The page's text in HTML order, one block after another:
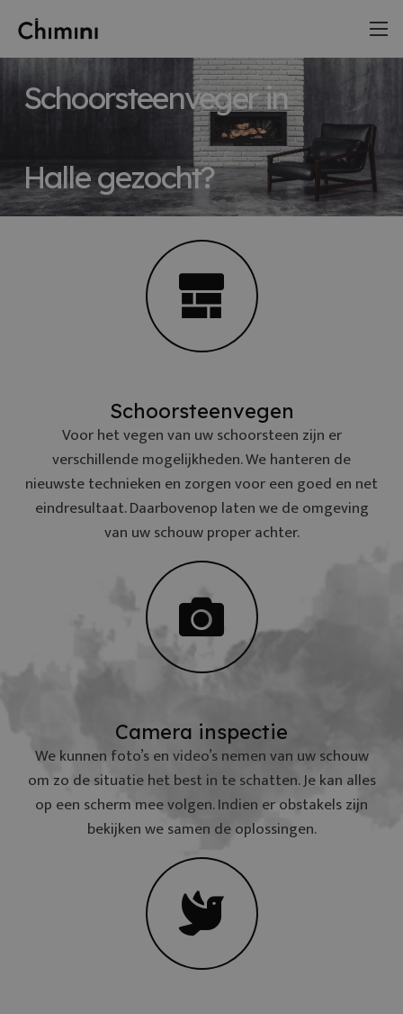
Schoorsteenveger in
Halle gezocht?
Schoorsteenvegen
Voor het vegen van uw schoorsteen zijn er
verschillende mogelijkheden. We hanteren de
nieuwste technieken en zorgen voor een goed en net
eindresultaat. Daarbovenop laten we de omgeving
van uw schouw proper achter.
Camera inspectie
We kunnen foto’s en video’s nemen van uw schouw
om zo de situatie het best in te schatten. Je kan alles
op een scherm mee volgen. Indien er obstakels zijn
bekijken we samen de oplossingen.